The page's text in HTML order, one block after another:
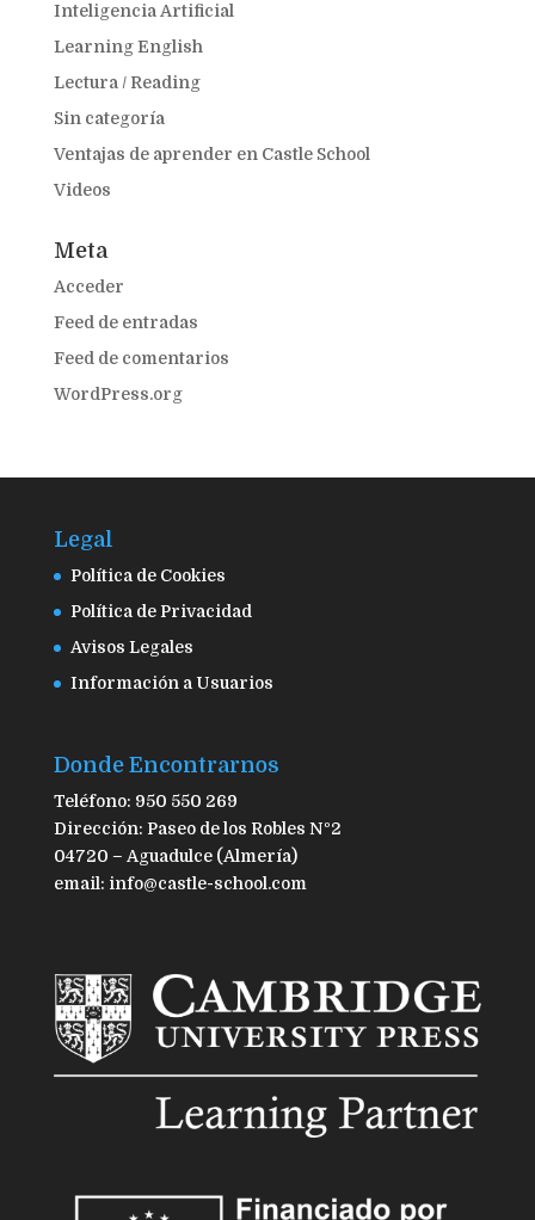
Inteligencia Artificial
Learning English
Lectura / Reading
Sin categoría
Ventajas de aprender en Castle School
Videos
Meta
Acceder
Feed de entradas
Feed de comentarios
WordPress.org
Legal
Política de Cookies
Política de Privacidad
Avisos Legales
Información a Usuarios
Donde Encontrarnos
Teléfono: 950 550 269
Dirección: Paseo de los Robles Nº2
04720 – Aguadulce (Almería)
email: info@castle-school.com